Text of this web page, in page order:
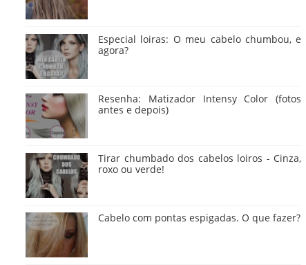
Especial loiras: O meu cabelo chumbou, e
agora?
Resenha: Matizador Intensy Color (fotos
antes e depois)
Tirar chumbado dos cabelos loiros - Cinza,
roxo ou verde!
Cabelo com pontas espigadas. O que fazer?